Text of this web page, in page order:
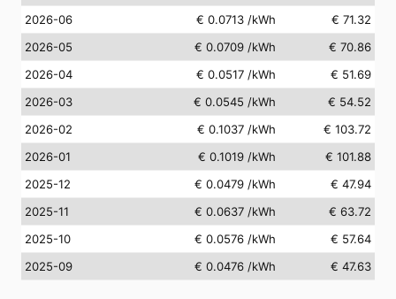
2026-06
€ 0.0713 /kWh
€ 71.32
2026-05
€ 0.0709 /kWh
€ 70.86
2026-04
€ 0.0517 /kWh
€ 51.69
2026-03
€ 0.0545 /kWh
€ 54.52
2026-02
€ 0.1037 /kWh
€ 103.72
2026-01
€ 0.1019 /kWh
€ 101.88
2025-12
€ 0.0479 /kWh
€ 47.94
2025-11
€ 0.0637 /kWh
€ 63.72
2025-10
€ 0.0576 /kWh
€ 57.64
2025-09
€ 0.0476 /kWh € 47.63